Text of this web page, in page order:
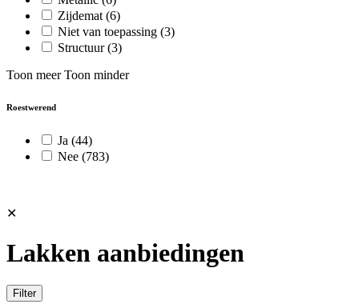
Zijdemat (6)
Niet van toepassing (3)
Structuur(3)
Toon meer Toon minder
Roestwerend
Ja (44)
Nee (783)
✕
Lakken aanbiedingen
Filter